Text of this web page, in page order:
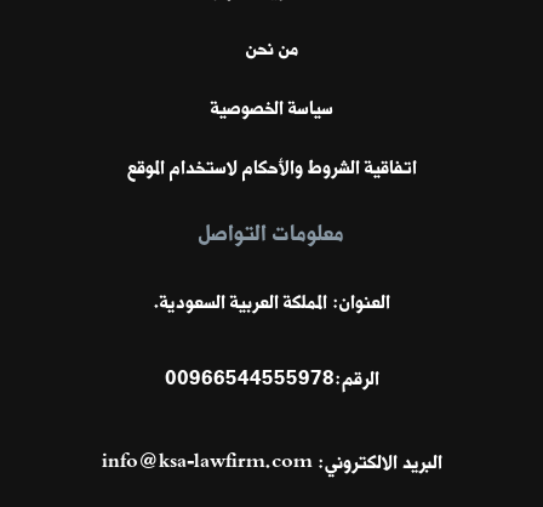
من نحن
سياسة الخصوصية
اتفاقية الشروط والأحكام لاستخدام الموقع
معلومات التواصل
العنوان: المملكة العربية السعودية.
الرقم:00966544555978
البريد الالكتروني:info@ksa-lawfirm.com